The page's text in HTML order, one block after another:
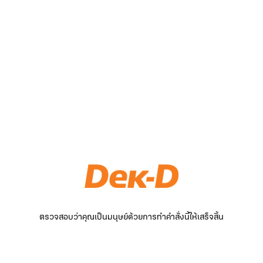
ตรวจสอบว่าคุณเป็นมนุษย์ด้วยการทำคำสั่งนี้ให้เสร็จสิ้น